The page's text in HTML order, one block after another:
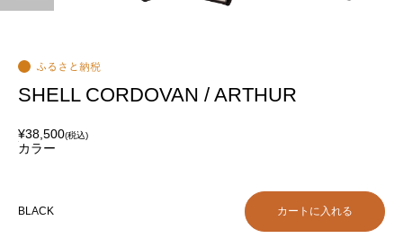
SHELL CORDOVAN / ARTHUR
¥38,500(税込)
カラー
BLACK